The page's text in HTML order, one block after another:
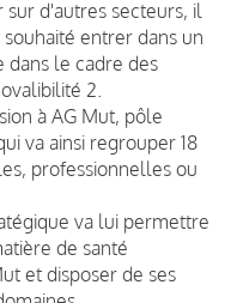
d'autres secteurs, il
entrer dans un
dans le cadre des
2.
à AG Mut, pôle
va ainsi regrouper 18
professionnelles ou
va lui permettre
de santé
et disposer de ses